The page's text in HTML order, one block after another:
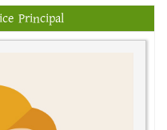
Principal